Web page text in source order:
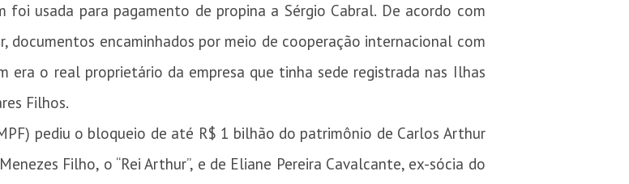
foi usada para pagamento de propina a Sérgio Cabral. De acordo com
encaminhados por meio de cooperação internacional com
era o real proprietário da empresa que tinha sede registrada nas Ilhas
Filhos.
pediu o bloqueio de até R$ 1 bilhão do patrimônio de Carlos Arthur
Filho, o “Rei Arthur”, e de Eliane Pereira Cavalcante, ex-sócia do